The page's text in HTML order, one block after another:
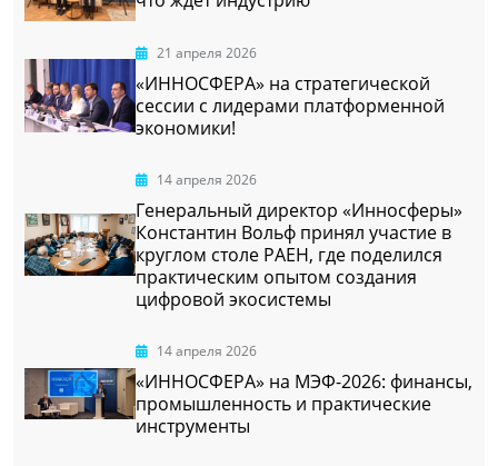
21 апреля 2026
«ИННОСФЕРА» на стратегической
сессии с лидерами платформенной
экономики!
14 апреля 2026
Генеральный директор «Инносферы»
Константин Вольф принял участие в
круглом столе РАЕН, где поделился
практическим опытом создания
цифровой экосистемы
14 апреля 2026
«ИННОСФЕРА» на МЭФ-2026: финансы,
промышленность и практические
инструменты